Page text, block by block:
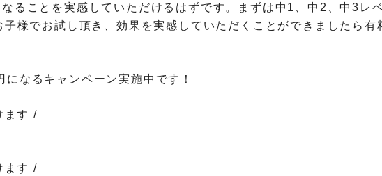
ることを実感してい ただけるはずです。まずは中1、中2、中3レ
子様でお試し頂き、効果を実感していただくことができましたら有
なるキャンペーン実施中です！
ます /
ます /